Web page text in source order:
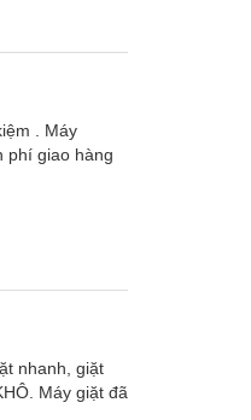
. Máy
phí giao hàng
nhanh, giặt
Máy giặt đã